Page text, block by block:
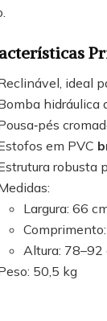
ideal
hidráulica
em PVC
robusta
Largura: 66
Altura: 78–92
50,5 kg